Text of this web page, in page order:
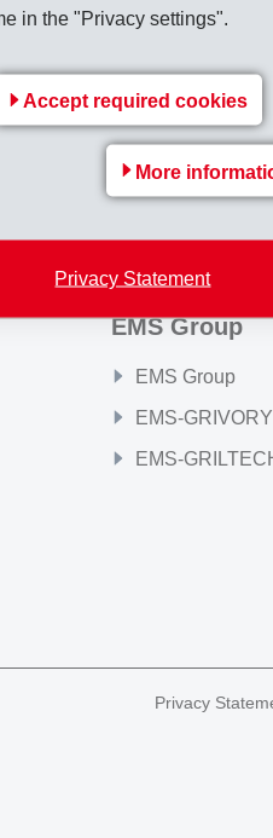
in the "Privacy settings".
Accept required cookies
More
Privacy Statement
Back to
EMS Group
EMS Group
EMS-GRIVORY
EMS-
Privacy